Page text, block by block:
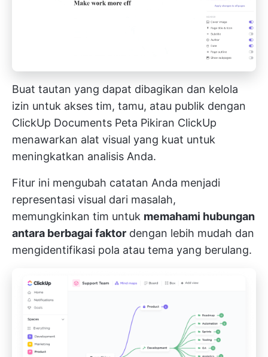
Buat tautan yang dapat dibagikan dan kelola
izin untuk akses tim, tamu, atau publik dengan
ClickUp Documents Peta Pikiran ClickUp
menawarkan alat visual yang kuat untuk
meningkatkan analisis Anda.
Fitur ini mengubah catatan Anda menjadi
representasi visual dari masalah,
memungkinkan tim untuk memahami hubungan
antara berbagai faktor dengan lebih mudah dan
mengidentifikasi pola atau tema yang berulang.